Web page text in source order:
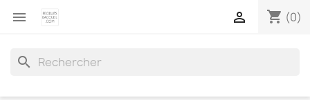
 shopping_cart (0)

search